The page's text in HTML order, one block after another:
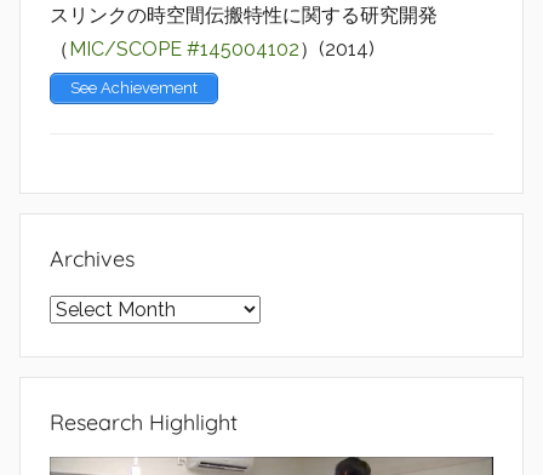
スリンクの時空間伝搬特性に関する研究開発
（MIC/SCOPE #145004102）(2014)
See Achievement
Archives
Archives
Research Highlight